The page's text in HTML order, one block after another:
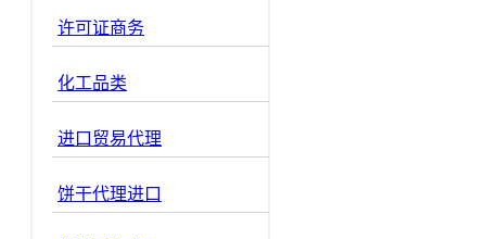
许可证商务
化工品类
进口贸易代理
饼干代理进口